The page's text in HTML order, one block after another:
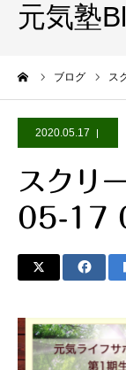
元気塾
ブログ ス
2020.05.17
スクリ
05-17